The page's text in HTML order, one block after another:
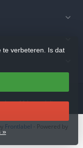
Lees 11 beoordelingen
te verbeteren. Is dat
»
Frontlabel - Powered by